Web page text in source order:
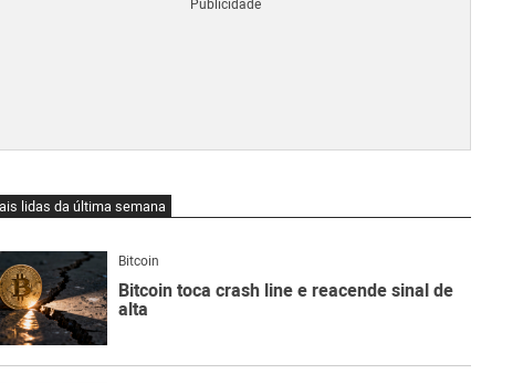
lidas da última semana
Bitcoin
Bitcoin toca crash line e reacende sinal de
alta